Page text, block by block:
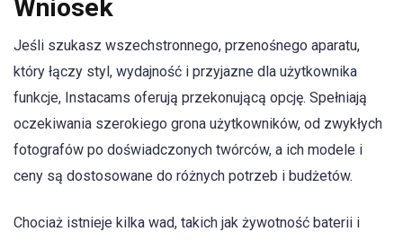
Wniosek
Jeśli szukasz wszechstronnego, przenośnego aparatu,
który łączy styl, wydajność i przyjazne dla użytkownika
funkcje, Instacams oferują przekonującą opcję. Spełniają
oczekiwania szerokiego grona użytkowników, od zwykłych
fotografów po doświadczonych twórców, a ich modele i
ceny są dostosowane do różnych potrzeb i budżetów.
Chociaż istnieje kilka wad, takich jak żywotność baterii i